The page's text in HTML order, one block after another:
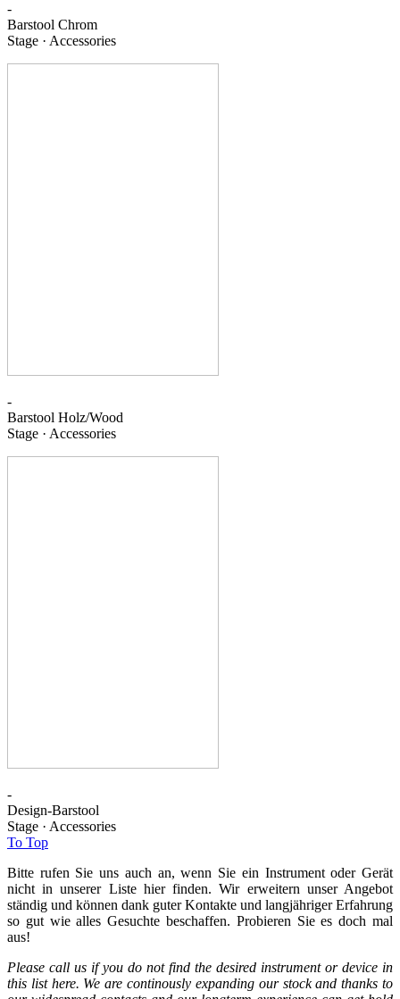
-
Barstool Chrom
Stage · Accessories
-
Barstool Holz/Wood
Stage · Accessories
-
Design-Barstool
Stage · Accessories
To Top
Bitte rufen Sie uns auch an, wenn Sie ein Instrument oder Gerät
nicht in unserer Liste hier finden. Wir erweitern unser Angebot
ständig und können dank guter Kontakte und langjähriger Erfahrung
so gut wie alles Gesuchte beschaffen. Probieren Sie es doch mal
aus!
Please call us if you do not find the desired instrument or device in
this list here. We are continously expanding our stock and thanks to